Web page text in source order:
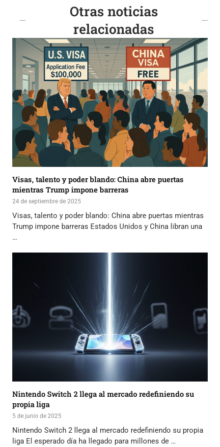
Otras noticias
relacionadas
Visas, talento y poder blando: China abre puertas
mientras Trump impone barreras
24 de septiembre de 2025
Visas, talento y poder blando: China abre puertas mientras
Trump impone barreras Estados Unidos y China libran una
…
Nintendo Switch 2 llega al mercado redefiniendo su
propia liga
5 de junio de 2025
Nintendo Switch 2 llega al mercado redefiniendo su propia
liga El esperado día ha llegado para millones de …